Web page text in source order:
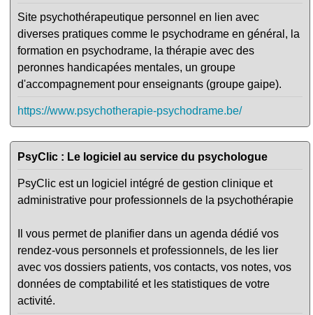
Site psychothérapeutique personnel en lien avec
diverses pratiques comme le psychodrame en général, la
formation en psychodrame, la thérapie avec des
peronnes handicapées mentales, un groupe
d'accompagnement pour enseignants (groupe gaipe).
https://www.psychotherapie-psychodrame.be/
PsyClic : Le logiciel au service du psychologue
PsyClic est un logiciel intégré de gestion clinique et
administrative pour professionnels de la psychothérapie
Il vous permet de planifier dans un agenda dédié vos
rendez-vous personnels et professionnels, de les lier
avec vos dossiers patients, vos contacts, vos notes, vos
données de comptabilité et les statistiques de votre
activité.